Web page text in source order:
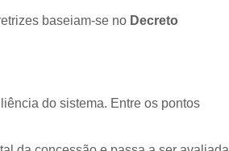
baseiam-se no Decreto
do sistema. Entre os pontos